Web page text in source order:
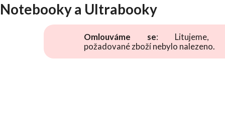
Notebooky a Ultrabooky
Omlouváme se: Litujeme,
požadované zboží nebylo nalezeno.